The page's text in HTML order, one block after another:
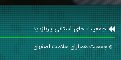
جمعیت های استانی پربازدید
جمعیت همیاران سلامت اصفهان